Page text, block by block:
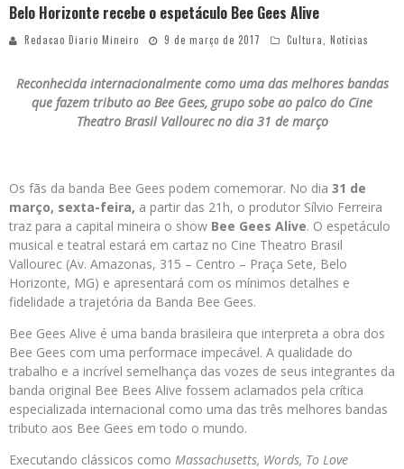
Belo Horizonte recebe o espetáculo Bee Gees Alive
Redacao Diario Mineiro 9 de março de 2017 Cultura Notícias
Reconhecida internacionalmente como uma das melhores bandas
que fazem tributo ao Bee Gees, grupo sobe ao palco do Cine
Theatro Brasil Vallourec no dia 31 de março
Os fãs da banda Bee Gees podem comemorar. No dia 31 de
março, sexta-feira, a partir das 21h, o produtor Sílvio Ferreira
traz para a capital mineira o show Bee Gees Alive. O espetáculo
musical e teatral estará em cartaz no Cine Theatro Brasil
Vallourec (Av. Amazonas, 315 – Centro – Praça Sete, Belo
Horizonte, MG) e apresentará com os mínimos detalhes e
fidelidade a trajetória da Banda Bee Gees.
Bee Gees Alive é uma banda brasileira que interpreta a obra dos
Bee Gees com uma performace impecável. A qualidade do
trabalho e a incrível semelhança das vozes de seus integrantes da
banda original Bee Bees Alive fossem aclamados pela crítica
especializada internacional como uma das três melhores bandas
tributo aos Bee Gees em todo o mundo.
Executando clássicos como Massachusetts, Words, To Love